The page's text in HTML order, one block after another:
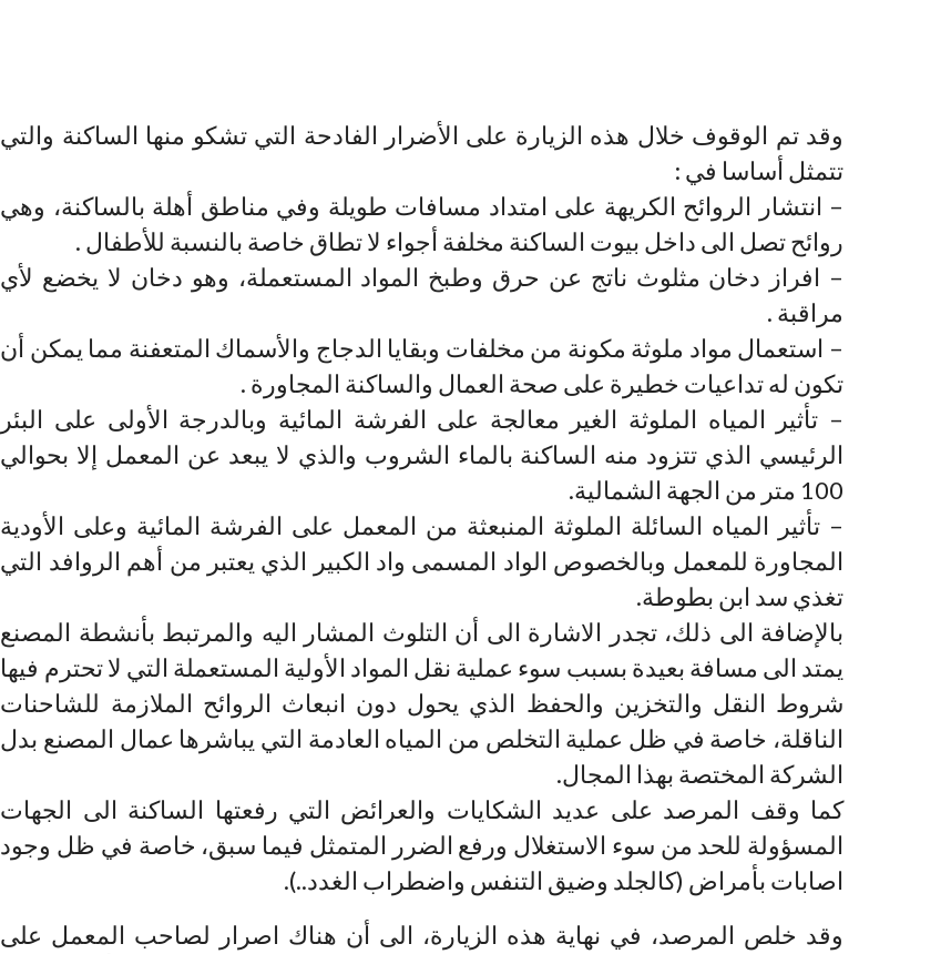
وقد تم الوقوف خلال هذه الزيارة على الأضرار الفادحة التي تشكو منها الساكنة والتي
تتمثل أساسا في :
– انتشار الروائح الكريهة على امتداد مسافات طويلة وفي مناطق أهلة بالساكنة، وهي
روائح تصل الى داخل بيوت الساكنة مخلفة أجواء لا تطاق خاصة بالنسبة للأطفال .
– افراز دخان مثلوث ناتج عن حرق وطبخ المواد المستعملة، وهو دخان لا يخضع لأي
مراقبة .
– استعمال مواد ملوثة مكونة من مخلفات وبقايا الدجاج والأسماك المتعفنة مما يمكن أن
تكون له تداعيات خطيرة على صحة العمال والساكنة المجاورة .
– تأثير المياه الملوثة الغير معالجة على الفرشة المائية وبالدرجة الأولى على البئر
الرئيسي الذي تتزود منه الساكنة بالماء الشروب والذي لا يبعد عن المعمل إلا بحوالي
100 متر من الجهة الشمالية.
– تأثير المياه السائلة الملوثة المنبعثة من المعمل على الفرشة المائية وعلى الأودية
المجاورة للمعمل وبالخصوص الواد المسمى واد الكبير الذي يعتبر من أهم الروافد التي
تغذي سد ابن بطوطة.
بالإضافة الى ذلك، تجدر الاشارة الى أن التلوث المشار اليه والمرتبط بأنشطة المصنع
يمتد الى مسافة بعيدة بسبب سوء عملية نقل المواد الأولية المستعملة التي لا تحترم فيها
شروط النقل والتخزين والحفظ الذي يحول دون انبعاث الروائح الملازمة للشاحنات
الناقلة، خاصة في ظل عملية التخلص من المياه العادمة التي يباشرها عمال المصنع بدل
الشركة المختصة بهذا المجال.
كما وقف المرصد على عديد الشكايات والعرائض التي رفعتها الساكنة الى الجهات
المسؤولة للحد من سوء الاستغلال ورفع الضرر المتمثل فيما سبق، خاصة في ظل وجود
اصابات بأمراض (كالجلد وضيق التنفس واضطراب الغدد..).
وقد خلص المرصد، في نهاية هذه الزيارة، الى أن هناك اصرار لصاحب المعمل على